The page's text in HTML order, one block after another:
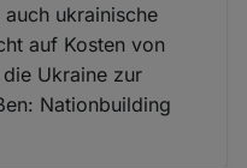
ukrainische
auf Kosten von
die Ukraine zur
Nationbuilding